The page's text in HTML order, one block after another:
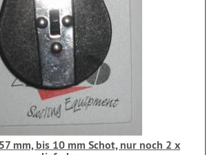
mm, bis 10 mm Schot, nur noch 2 x